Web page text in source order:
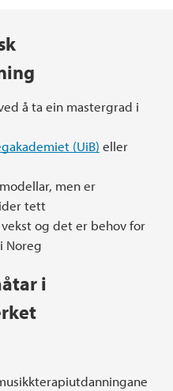
å ta ein mastergrad i
(UiB) eller
men er
tett
og det er behov for
Noreg
i